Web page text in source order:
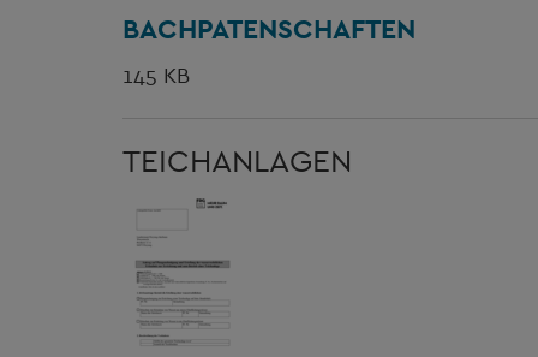
BACHPATENSCHAFTEN
145 KB
TEICHANLAGEN